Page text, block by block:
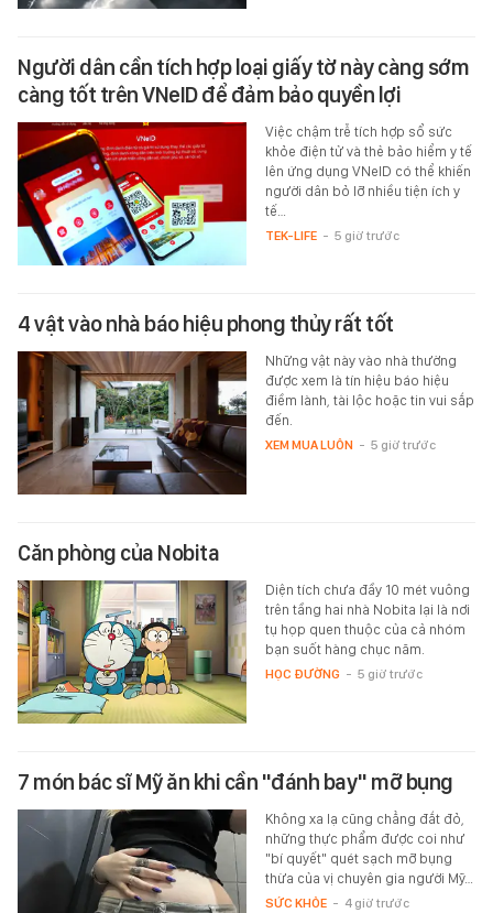
Người dân cần tích hợp loại giấy tờ này càng sớm
càng tốt trên VNeID để đảm bảo quyền lợi
Việc chậm trễ tích hợp sổ sức
khỏe điện tử và thẻ bảo hiểm y tế
lên ứng dụng VNeID có thể khiến
người dân bỏ lỡ nhiều tiện ích y
tế…
TEK-LIFE - 5 giờ trước
4 vật vào nhà báo hiệu phong thủy rất tốt
Những vật này vào nhà thường
được xem là tín hiệu báo hiệu
điềm lành, tài lộc hoặc tin vui sắp
đến.
XEM MUA LUÔN - 5 giờ trước
Căn phòng của Nobita
Diện tích chưa đầy 10 mét vuông
trên tầng hai nhà Nobita lại là nơi
tụ họp quen thuộc của cả nhóm
bạn suốt hàng chục năm.
HỌC ĐƯỜNG - 5 giờ trước
7 món bác sĩ Mỹ ăn khi cần "đánh bay" mỡ bụng
Không xa lạ cũng chẳng đắt đỏ,
những thực phẩm được coi như
"bí quyết" quét sạch mỡ bụng
thừa của vị chuyên gia người Mỹ…
SỨC KHỎE - 4 giờ trước